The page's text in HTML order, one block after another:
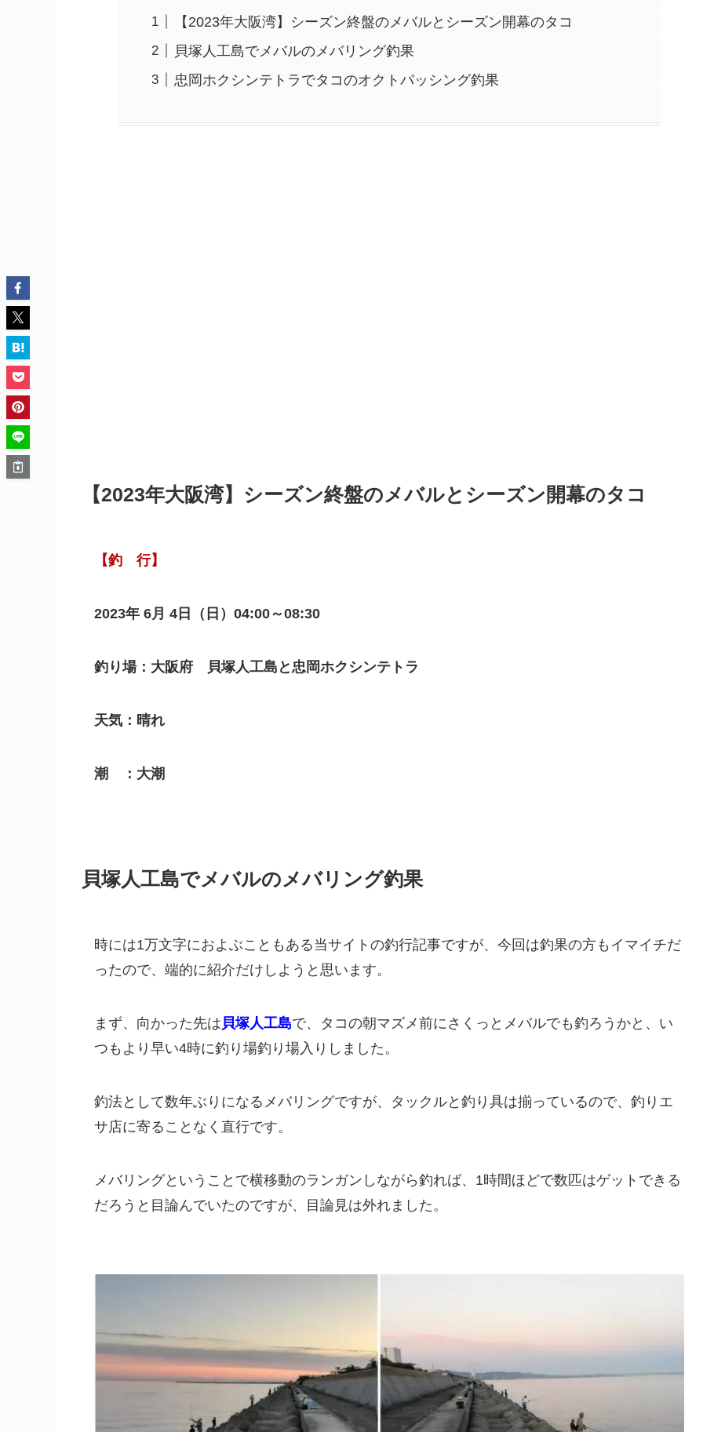
【2023年大阪湾】シーズン終盤のメバルとシーズン開幕のタコ
貝塚人工島でメバルのメバリング釣果
忠岡ホクシンテトラでタコのオクトパッシング釣果
【2023年大阪湾】シーズン終盤のメバルとシーズン開幕のタコ
【釣 行】
2023年 6月 4日（日）04:00～08:30
釣り場：大阪府 貝塚人工島と忠岡ホクシンテトラ
天気：晴れ
潮 ：大潮
貝塚人工島でメバルのメバリング釣果
時には1万文字におよぶこともある当サイトの釣行記事ですが、今回は釣果の方もイマイチだ
ったので、端的に紹介だけしようと思います。
まず、向かった先は 貝塚人工島で、タコの朝マズメ前にさくっとメバルでも釣ろうかと、い
つもより早い4時に釣り場釣り場入りしました。
釣法として数年ぶりになるメバリングですが、タックルと釣り具は揃っているので、釣りエ
サ店に寄ることなく直行です。
メバリングということで横移動のランガンしながら釣れば、1時間ほどで数匹はゲットできる
だろうと目論んでいたのですが、目論見は外れました。